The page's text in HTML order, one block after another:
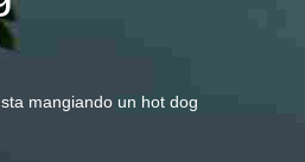
mangiando un hot dog